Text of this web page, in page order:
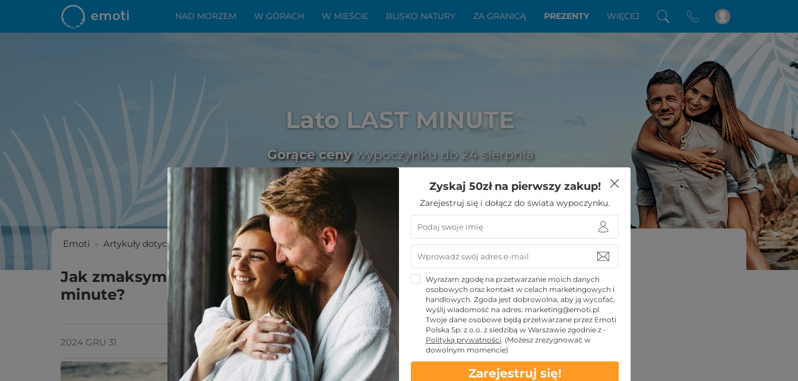
NAD MORZEM W GÓRACH W MIEŚCIE BLISKO NATURY ZA GRANICĄ PREZENTY WIĘCEJ
Lato LAST MINUTE
Gorące cenywypoczynku do 24 sierpnia
Emoti » Artykuły dotyczące wakacyjnych porad » Jak zmaksymalizować korzyści z rezerwacji last-minute?
Jak zmaksymalizować korzyści z rezerwacji last-
minute?
2024 GRU 31 Udostępnij znajomym!
TOP oferty
Zyskaj 50zł na pierwszy zakup!
Zarejestruj się i dołącz do świata wypoczynku.
Wyrażam zgodę na przetwarzanie moich danych
osobowych oraz kontakt w celach marketingowych i
handlowych. Zgoda jest dobrowolna, aby ją wycofać,
wyślij wiadomość na adres: marketing@emoti.pl.
Twoje dane osobowe będą przetwarzane przez Emoti
Polska Sp. z o.o. z siedzibą w Warszawie zgodnie z -
Polityką prywatności. (Możesz zrezygnować w
dowolnym momencie)
Zarejestruj się!